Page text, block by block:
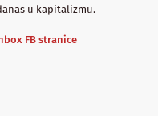
u kapitalizmu.
FB stranice